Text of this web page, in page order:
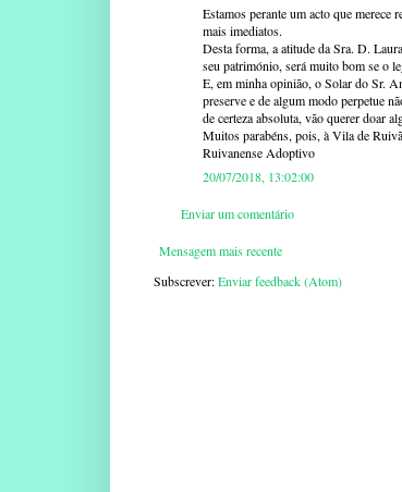
Estamos perante um acto que merece
mais imediatos.
Desta forma, a atitude da Sra. D.
seu património, será muito bom se o
E, em minha opinião, o Solar do Sr.
preserve e de algum modo perpetue
de certeza absoluta, vão querer doar
Muitos parabéns, pois, à Vila de
Ruivanense Adoptivo
20/07/2018, 13:02:00
Enviar um comentário
Mensagem mais recente
Subscrever:Enviar feedback (Atom)